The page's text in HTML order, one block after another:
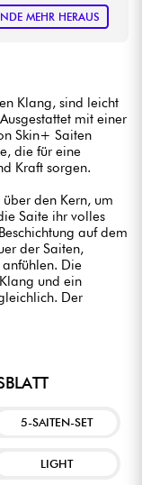
MEHR HERAUS
Klang, sind leicht
mit einer
Skin+ Saiten
die für eine
Kraft sorgen.
den Kern, um
Saite ihr volles
auf dem
der Saiten,
Die
und ein
Der
5-SAITEN-SET
LIGHT